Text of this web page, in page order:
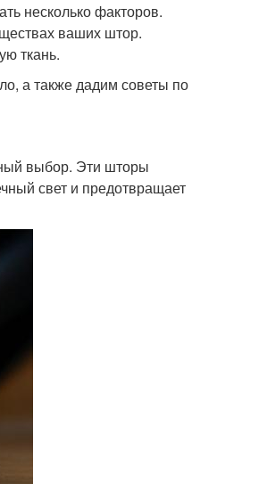
несколько факторов.
ваших штор.
ткань.
а также дадим советы по
выбор. Эти шторы
свет и предотвращает